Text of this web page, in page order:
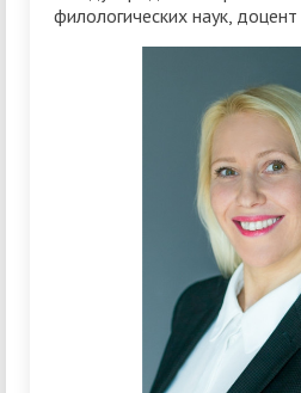
филологических наук, доцент